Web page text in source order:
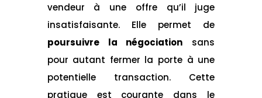
vendeur à une offre qu’il juge
insatisfaisante. Elle permet de
poursuivre la négociation sans
pour autant fermer la porte à une
potentielle transaction. Cette
pratique est courante dans le